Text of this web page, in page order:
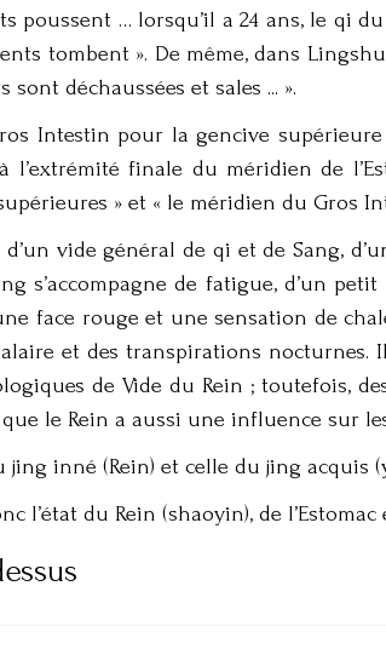
poussent … lorsqu’il a 24 ans, le qi
tombent ». De même, dans
déchaussées et sales ... ».
Intestin pour la gencive
finale du méridien de
» et « le méridien du Gros
vide général de qi et de Sang,
s’accompagne de fatigue, d’un
face rouge et une sensation de
et des transpirations
de Vide du Rein ; toutefois,
le Rein a aussi une influence sur
inné (Rein) et celle du jing acquis
l’état du Rein (shaoyin), de